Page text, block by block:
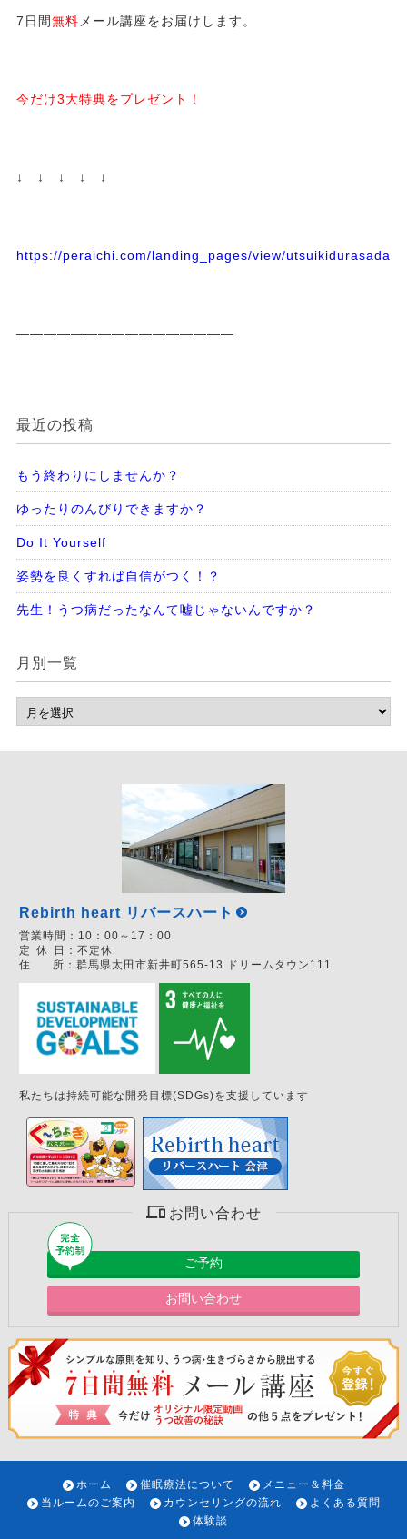
7日間無料 メール講座をお届けします。
今だけ3大特典をプレゼント！
↓ ↓ ↓ ↓ ↓
https://peraichi.com/landing_pages/view/
————————————————
最近の投稿
もう終わりにしませんか？
ゆったりのんびりできますか？
Do It Yourself
姿勢を良くすれば自信がつく！？
先生！うつ病だったなんて嘘じゃないんですか？
月別一覧
Rebirth heart リバースハート
営業時間： 10：00～17：00
定 休 日： 不定休
住
所： 群馬県太田市新井町565-13 ドリームタウン111
私たちは持続可能な開発目標(SDGs)を支援しています
お問い合わせ
ご予約
お問い合わせ
ホーム 催眠療法について
メニュー＆料金
当ルームのご案内
カウンセリングの流れ
よくある質問
体験談